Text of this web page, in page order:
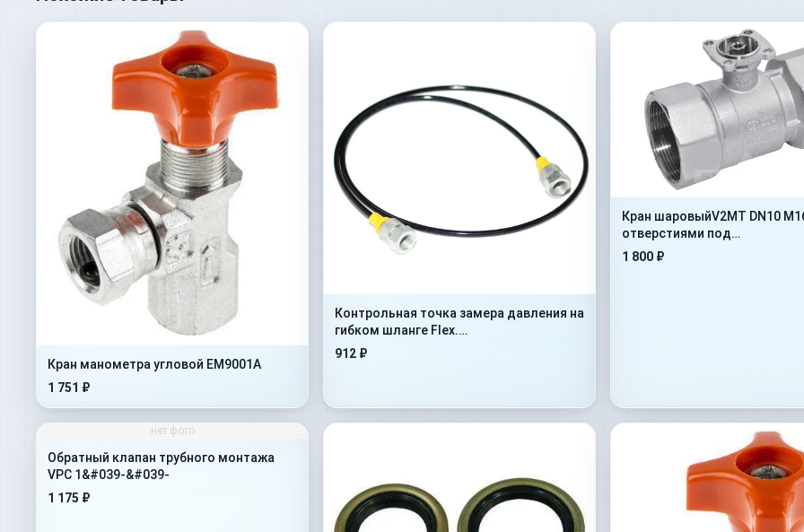
Кран манометра угловой EM9001A
1 751 ₽
Контрольная точка замера давления на
гибком шланге Flex.
2000mm+AdMan1/4”+ConM16x1,5
912 ₽
Кран шаровыйV2MT DN10
отверстиями под
крепление(402.1112JD)
1 800 ₽
нет фото
Обратный клапан трубного монтажа
VPC 1&#039-&#039-
1 175 ₽